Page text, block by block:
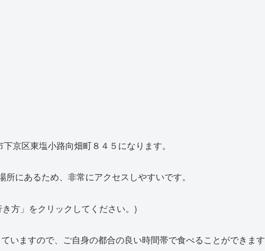
京区東塩小路向畑町８４５になります。
にあるため、非常にアクセスしやすいです。
方」をクリックしてください。)
いますので、ご自身の都合の良い時間帯で食べることができます